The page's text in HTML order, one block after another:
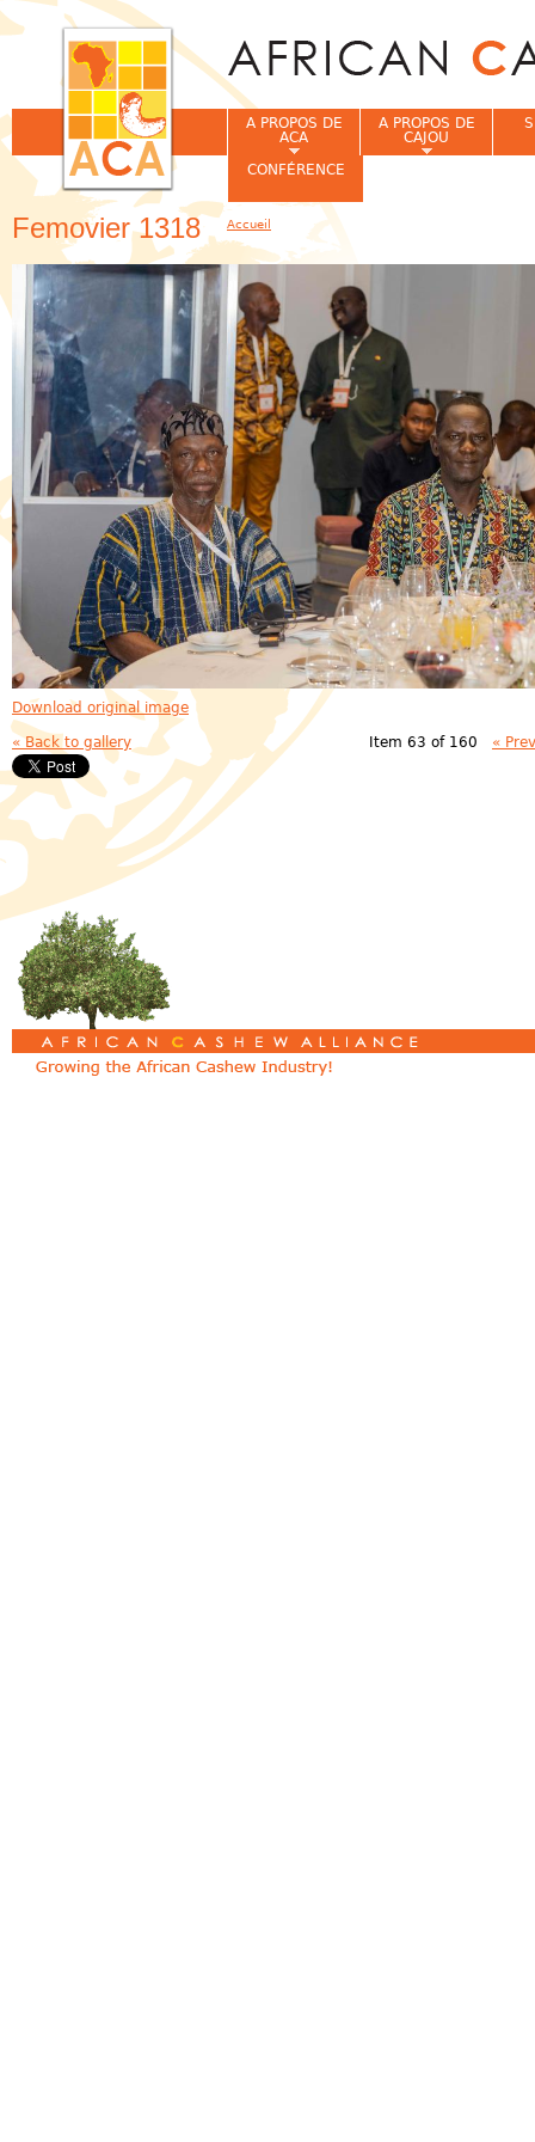
Femovier 1318
Download original image
« Back to gallery Item 63 of 160 «
A PROPOS DE
ACA
A PROPOS DE
CAJOU
CONFÉRENCE
Vous êtes ici
Accueil